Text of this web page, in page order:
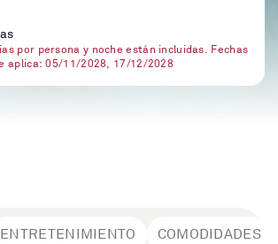
por persona y noche están incluidas. Fechas
aplica: 05/11/2028, 17/12/2028
ENTRETENIMIENTO COMODIDADES